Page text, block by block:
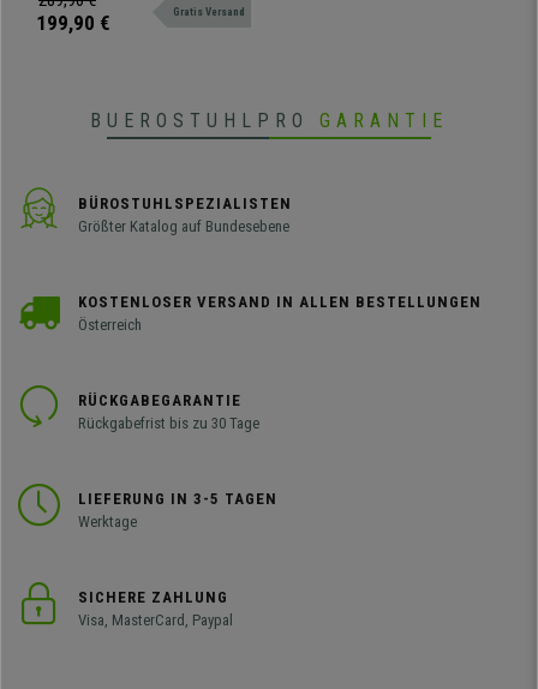
Burgund
mit Komfort, auch mit Stoffbezug
199,90 € Gratis Versand
BUEROSTUHLPRO GARANTIE
BÜROSTUHLSPEZIALISTEN
Größter Katalog auf Bundesebene
KOSTENLOSER VERSAND IN ALLEN BESTELLUNGEN
Österreich
RÜCKGABEGARANTIE
Rückgabefrist bis zu 30 Tage
LIEFERUNG IN 3-5 TAGEN
Werktage
SICHERE ZAHLUNG
Visa, MasterCard, Paypal